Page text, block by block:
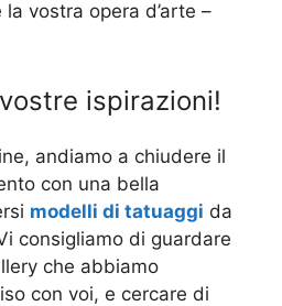
vostra opera d’arte –
ispirazioni!
andiamo a chiudere il
con una bella
modelli di tatuaggi da
consigliamo di guardare
che abbiamo
con voi, e cercare di